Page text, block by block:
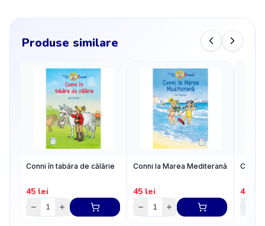
Produse similare
Conni în tabăra de călărie
45 lei
Conni la Marea Mediterană
45 lei
Conni
45